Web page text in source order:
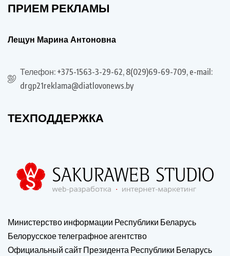
ПРИЕМ РЕКЛАМЫ
Лещун Марина Антоновна
Телефон: +375-1563-3-29-62, 8(029)69-69-709, e-mail:
drgp21reklama@diatlovonews.by
ТЕХПОДДЕРЖКА
Министерство информации Республики Беларусь
Белорусское телеграфное агентство
Официальный сайт Президента Республики Беларусь